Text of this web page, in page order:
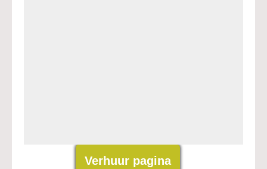
Verhuur pagina